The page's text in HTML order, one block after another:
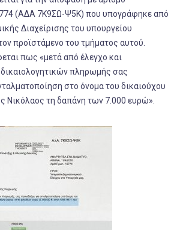
(ΑΔΑ 7Κ9ΣΩ-Ψ5Κ) που υπογράφηκε από
Διαχείρισης του υπουργείου
προϊστάμενο του τμήματος αυτού.
πως «μετά από έλεγχο και
πληρωμής σας
στο όνομα του δικαιούχου
Νικόλαος τη δαπάνη των 7.000 ευρώ».